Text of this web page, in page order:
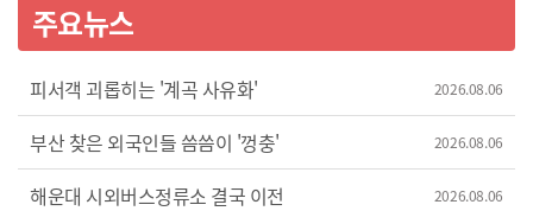
주요뉴스
피서객 괴롭히는 '계곡 사유화' 2026.08.06
부산 찾은 외국인들 씀씀이 '껑충' 2026.08.06
해운대 시외버스정류소 결국 이전 2026.08.06